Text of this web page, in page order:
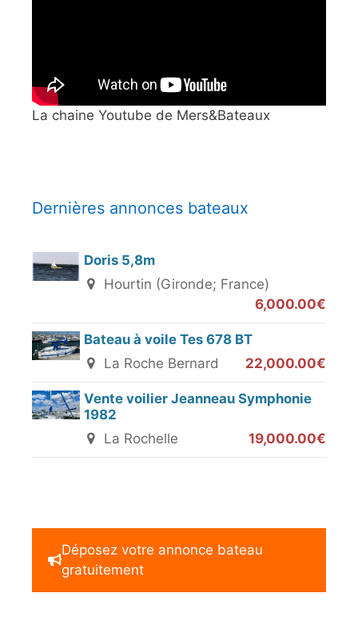
La chaine Youtube de Mers&Bateaux
Dernières annonces bateaux
Doris 5,8m
Hourtin (Gironde; France)
6,000.00€
Bateau à voile Tes 678 BT
La Roche Bernard
22,000.00€
Vente voilier Jeanneau Symphonie
1982
La Rochelle
19,000.00€
Déposez votre annonce bateau
gratuitement